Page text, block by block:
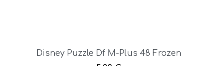
Disney Puzzle Df M-Plus 48 Frozen